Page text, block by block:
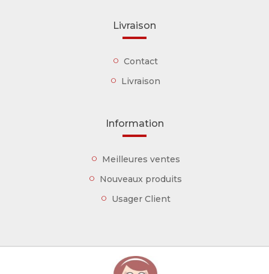
Livraison
Contact
Livraison
Information
Meilleures ventes
Nouveaux produits
Usager Client